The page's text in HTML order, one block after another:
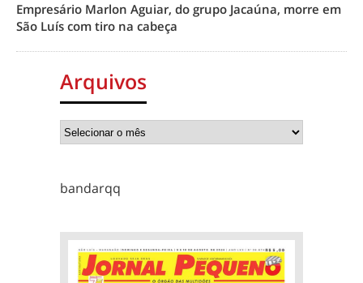
Empresário Marlon Aguiar, do grupo Jacaúna, morre em
São Luís com tiro na cabeça
Arquivos
bandarqq